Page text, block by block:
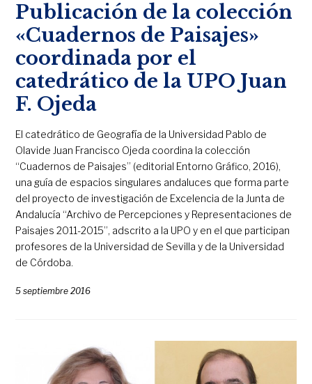
Publicación de la colección
«Cuadernos de Paisajes»
coordinada por el
catedrático de la UPO Juan
F. Ojeda
El catedrático de Geografía de la Universidad Pablo de
Olavide Juan Francisco Ojeda coordina la colección
“Cuadernos de Paisajes” (editorial Entorno Gráfico, 2016),
una guía de espacios singulares andaluces que forma parte
del proyecto de investigación de Excelencia de la Junta de
Andalucía “Archivo de Percepciones y Representaciones de
Paisajes 2011-2015”, adscrito a la UPO y en el que participan
profesores de la Universidad de Sevilla y de la Universidad
de Córdoba.
5 septiembre 2016